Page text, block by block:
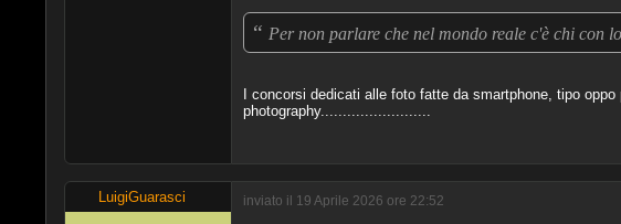
“ Per non parlare che nel mondo reale c'è chi con
I concorsi dedicati alle foto fatte da smartphone, tipo
photography.........................
LuigiGuarasci inviato il 19 Aprile 2026 ore 22:52